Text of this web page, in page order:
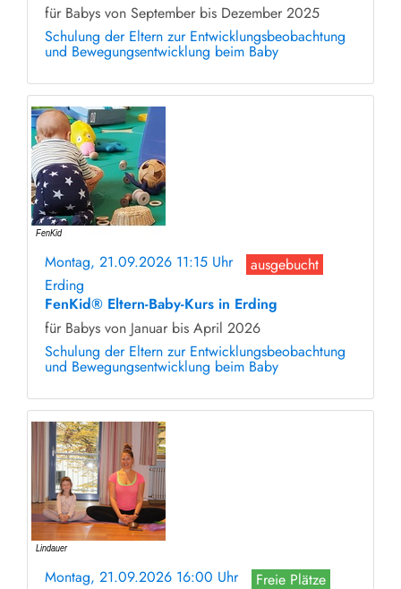
für Babys von September bis Dezember 2025
Schulung der Eltern zur Entwicklungsbeobachtung
und Bewegungsentwicklung beim Baby
Montag, 21.09.2026 11:15 Uhr
ausgebucht
Erding
FenKid® Eltern-Baby-Kurs in Erding
für Babys von Januar bis April 2026
Schulung der Eltern zur Entwicklungsbeobachtung
und Bewegungsentwicklung beim Baby
Montag, 21.09.2026 16:00 Uhr Freie Plätze